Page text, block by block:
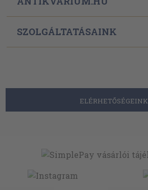
SZOLGÁLTATÁSAINK
ELÉRHETŐSÉGEINK